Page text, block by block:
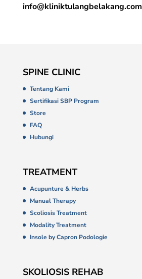
info@kliniktulangbelakang.com
SPINE CLINIC
Tentang Kami
Sertifikasi SBP Program
Store
FAQ
Hubungi
TREATMENT
Acupunture & Herbs
Manual Therapy
Scoliosis Treatment
Modality Treatment
Insole by Capron Podologie
SKOLIOSIS REHAB